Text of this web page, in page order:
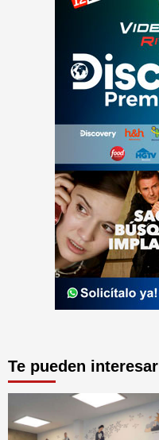
Te pueden interesar